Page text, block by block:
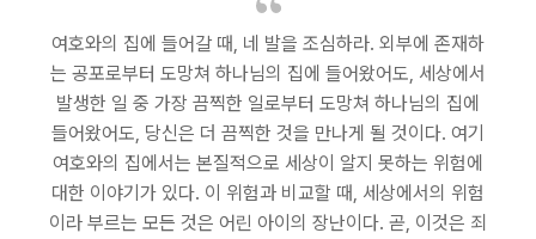
여호와의 집에 들어갈 때, 네 발을 조심하라. 외부에 존재하
는 공포로부터 도망쳐 하나님의 집에 들어왔어도, 세상에서
발생한 일 중 가장 끔찍한 일로부터 도망쳐 하나님의 집에
들어왔어도, 당신은 더 끔찍한 것을 만나게 될 것이다. 여기
여호와의 집에서는 본질적으로 세상이 알지 못하는 위험에
대한 이야기가 있다. 이 위험과 비교할 때, 세상에서의 위험
이라 부르는 모든 것은 어린 아이의 장난이다. 곧, 이것은 죄